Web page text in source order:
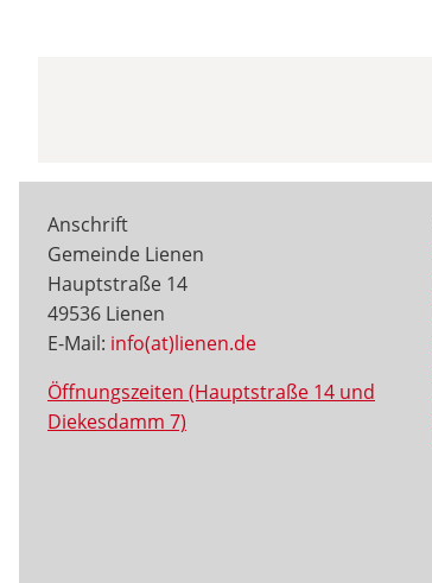
Anschrift
Gemeinde Lienen
Hauptstraße 14
49536 Lienen
E-Mail: info(at)lienen.de
Öffnungszeiten (Hauptstraße 14 und
Diekesdamm 7)